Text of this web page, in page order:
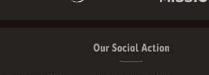
Our Social Action